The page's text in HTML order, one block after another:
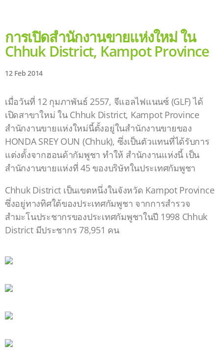
การเปิดสำนักงานขายแห่งใหม่ ใน
Chhuk District, Kampot Province
12 Feb 2014
เมื่อวันที่ 12 กุมภาพันธ์ 2557, จีแอลไฟแนนซ์ (GLF) ได้
เปิดสาขาใหม่ ใน Chhuk District, Kampot Province
สำนักงานขายแห่งใหม่นี้ตั้งอยู่ในสำนักงานขายของ
HONDA SREY OUN (Chhuk), ซึ่งเป็นตัวแทนที่ได้รับการ
แต่งตั้งจากฮอนด้ากัมพูชา ทำให้ สำนักงานแห่งนี้ เป็น
สำนักงานขายแห่งที่ 45 ของบริษัทในประเทศกัมพูชา
Chhuk District เป็นเขตหนึ่งในจังหวัด Kampot Province
ซึ่งอยู่ทางทิศใต้ของประเทศกัมพูชา จากการสำรวจ
สำมะโนประชากรของประเทศกัมพูชาในปี 1998 Chhuk
District มีประชากร 78,951 คน